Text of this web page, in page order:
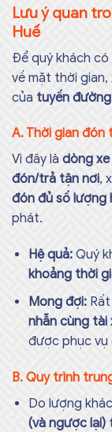
Lưu ý quan
Huế
Để quý khách
về mặt thời
của tuyến
A. Thời gian đón
Vì đây là dòng
đón/trả tận nơi,
đón đủ số lượng
phát.
Hệ quả:Quý
khoảng thời
Mong đợi:Rất
nhẫn cùng tài
được phục vụ
B. Quy trình
Do lượng
(và ngược lại)